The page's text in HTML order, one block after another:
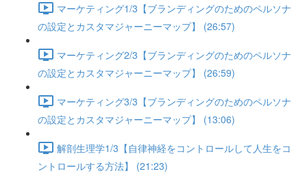
マーケティング1/3【ブランディングのためのペルソナ
の設定とカスタマジャーニーマップ】 (26:57)
マーケティング2/3【ブランディングのためのペルソナ
の設定とカスタマジャーニーマップ】 (26:59)
マーケティング3/3【ブランディングのためのペルソナ
の設定とカスタマジャーニーマップ】 (13:06)
解剖生理学1/3【自律神経をコントロールして人生をコ
ントロールする方法】 (21:23)